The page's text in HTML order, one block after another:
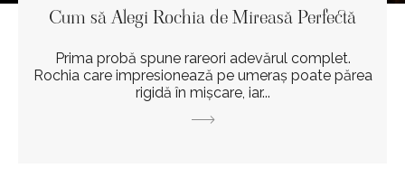
Cum să Alegi Rochia de Mireasă Perfectă
Prima probă spune rareori adevărul complet.
Rochia care impresionează pe umeraș poate părea
rigidă în mișcare, iar...